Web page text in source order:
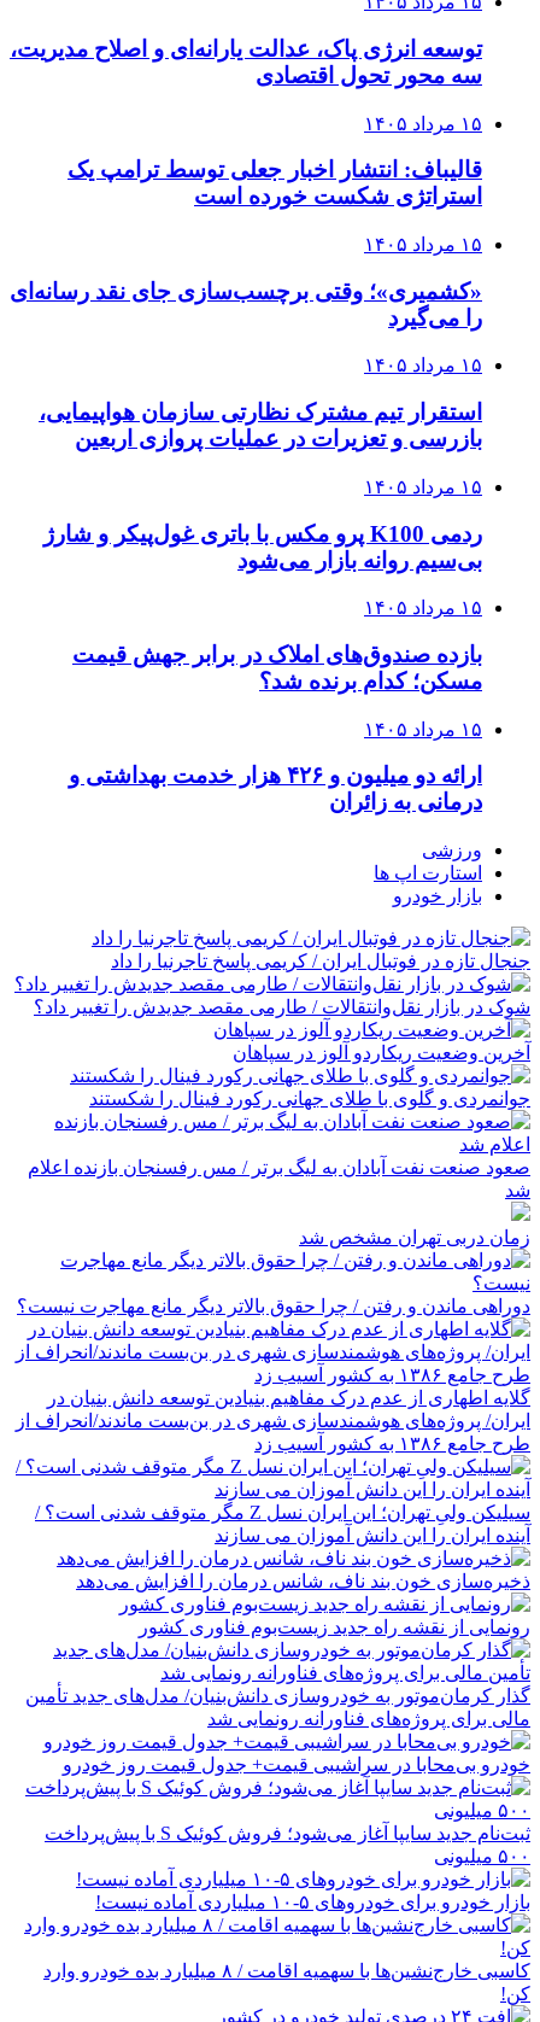
توسعه انرژی پاک، عدالت یارانه‌ای و اصلاح مدیریت،
سه محور تحول اقتصادی
۱۵ مرداد ۱۴۰۵
قالیباف: انتشار اخبار جعلی توسط ترامپ یک
استراتژی شکست خورده است
۱۵ مرداد ۱۴۰۵
«کشمیری»؛ وقتی برچسب‌سازی جای نقد رسانه‌ای
را می‌گیرد
۱۵ مرداد ۱۴۰۵
استقرار تیم مشترک نظارتی سازمان هواپیمایی،
بازرسی و تعزیرات در عملیات پروازی اربعین
۱۵ مرداد ۱۴۰۵
ردمی K100 پرو مکس با باتری غول‌پیکر و شارژ
بی‌سیم روانه بازار می‌شود
۱۵ مرداد ۱۴۰۵
بازده صندوق‌های املاک در برابر جهش قیمت
مسکن؛ کدام برنده شد؟
۱۵ مرداد ۱۴۰۵
ارائه دو میلیون و ۴۲۶ هزار خدمت بهداشتی و
درمانی به زائران
ورزشی
استارت اپ ها
بازار خودرو
جنجال تازه در فوتبال ایران / کریمی پاسخ تاجرنیا را داد
شوک در بازار نقل‌وانتقالات / طارمی مقصد جدیدش را تغییر داد؟
آخرین وضعیت ریکاردو آلوز در سپاهان
جوانمردی و گلوی با طلای جهانی رکورد فینال را شکستند
صعود صنعت نفت آبادان به لیگ برتر / مس رفسنجان بازنده اعلام
شد
زمان دربی تهران مشخص شد
دوراهی ماندن و رفتن / چرا حقوق بالاتر دیگر مانع مهاجرت نیست؟
گلایه اطهاری از عدم درک مفاهیم بنیادین توسعه دانش بنیان در
ایران/ پروژه‌های هوشمندسازی شهری در بن‌بست ماندند/انحراف از
طرح جامع ۱۳۸۶ به کشور آسیب زد
سیلیکن ولیِ تهران؛ این ایران نسل Z مگر متوقف شدنی است؟ /
آینده ایران را این دانش آموزان می سازند
ذخیره‌سازی خون بند ناف، شانس درمان را افزایش می‌دهد
رونمایی از نقشه راه جدید زیست‌بوم فناوری کشور
گذار کرمان‌موتور به خودروسازی دانش‌بنیان/ مدل‌های جدید تأمین
مالی برای پروژه‌های فناورانه رونمایی شد
خودرو بی‌محابا در سراشیبی قیمت+ جدول قیمت روز خودرو
ثبت‌نام جدید سایپا آغاز می‌شود؛ فروش کوئیک S با پیش‌پرداخت
۵۰۰ میلیونی
بازار خودرو برای خودروهای ۵-۱۰ میلیاردی آماده نیست!
کاسبی خارج‌نشین‌ها با سهمیه اقامت / ۸ میلیارد بده خودرو وارد
کن!